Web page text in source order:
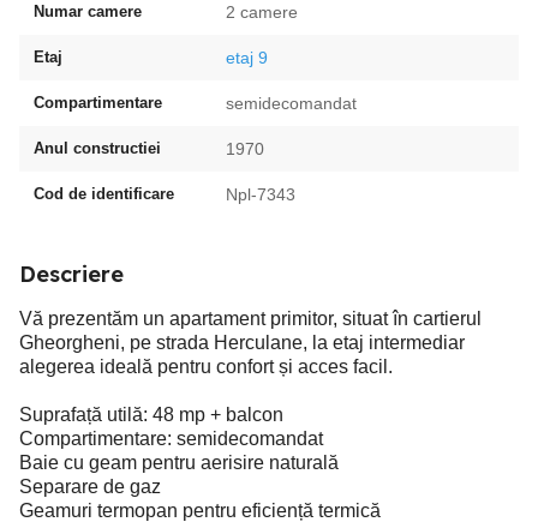
Numar camere 2 camere
Etaj etaj 9
Compartimentare semidecomandat
Anul constructiei 1970
Cod de identificare Npl-7343
Descriere
Vă prezentăm un apartament primitor, situat în cartierul
Gheorgheni, pe strada Herculane, la etaj intermediar
alegerea ideală pentru confort și acces facil.
Suprafață utilă: 48 mp + balcon
Compartimentare: semidecomandat
Baie cu geam pentru aerisire naturală
Separare de gaz
Geamuri termopan pentru eficiență termică